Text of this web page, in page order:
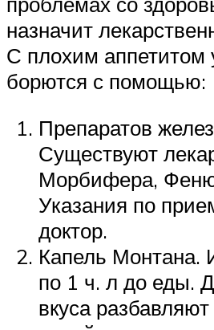
назначит
С плохим аппетитом
борются с помощью:
Препаратов
Существуют
Морбифера,
Указания по
доктор.
Капель Монтана.
по 1 ч. л до еды.
вкуса